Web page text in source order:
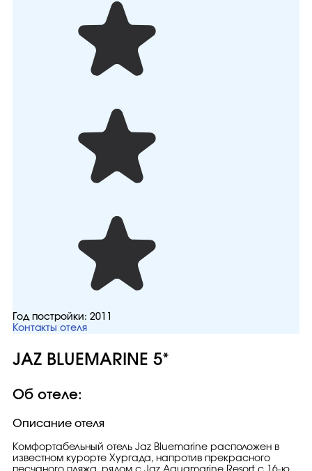
Год постройки: 2011
Контакты отеля
JAZ BLUEMARINE 5*
Об отеле:
Описание отеля
Комфортабельный отель Jaz Bluemarine расположен в
известном курорте Хургада, напротив прекрасного